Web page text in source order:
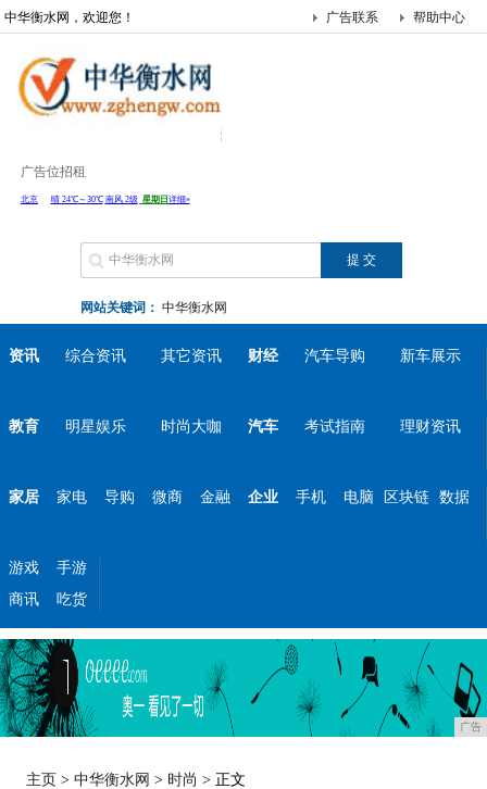
中华衡水网，欢迎您！ 帮助中心
广告联系
广告位招租
网站关键词： 中华衡水网
资讯 综合资讯 其它资讯 财经 汽车导购 新车展示
教育 明星娱乐 时尚大咖 汽车 考试指南 理财资讯
家居 家电 导购 微商 金融 企业 手机 电脑 区块链 数据
游戏
手游
商讯
吃货
广告
主页 >中华衡水网 > 时尚 > 正文